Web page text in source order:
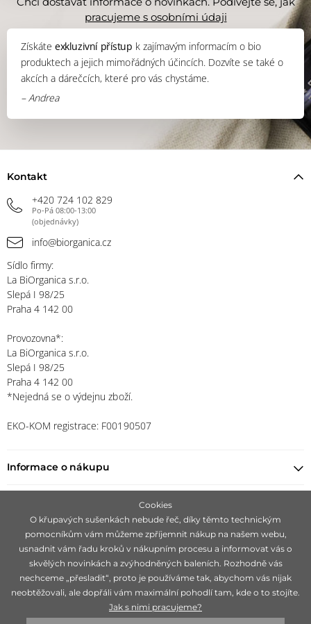
pracujeme s osobními údaji
Získáteexkluzivní přístup k zajímavým informacím o bio
produktech a jejich mimořádných účincích. Dozvíte se také o
akcích a dárečcích, které pro vás chystáme.
– Andrea
Kontakt
+420 724 102 829
Po-Pá 08:00-13:00
(objednávky)
info@biorganica.cz
Sídlo firmy:
La BiOrganica s.r.o.
Slepá I 98/25
Praha 4 142 00
Provozovna*:
La BiOrganica s.r.o.
Slepá I 98/25
Praha 4 142 00
*Nejedná se o výdejnu zboží.
EKO-KOM registrace: F00190507
Informace o nákupu
Zůstaňte s námi v kontaktu
Zaměřujeme se na hledání čistě přírodních značek, ideálně 100 %
Cookies
O křupavých sušenkách nebude řeč, díky těmto technickým
pomocníkům vám můžeme zpříjemnit nákup na našem webu,
usnadnit vám řadu kroků v nákupním procesu a informovat vás o
skvělých novinkách a zvýhodněných baleních. Rozhodně vás
nechceme „přesladit“, proto je používáme tak, abychom vás nijak
neobtěžovali, ale dopřáli vám maximální pohodlí tam, kde o to stojíte.
Jak s nimi pracujeme?